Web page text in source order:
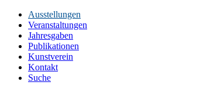
Ausstellungen
Veranstaltungen
Jahresgaben
Publikationen
Kunstverein
Kontakt
Suche